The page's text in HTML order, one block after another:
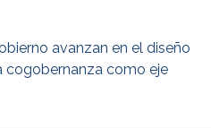
avanzan en el diseño
cogobernanza como eje